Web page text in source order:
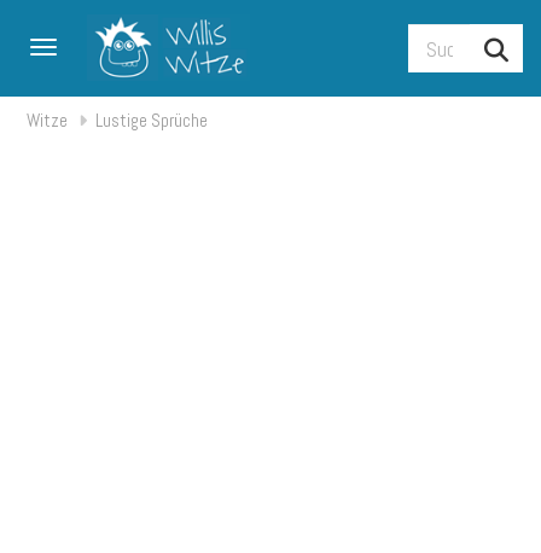
Toggle navigation
Witze Lustige Sprüche